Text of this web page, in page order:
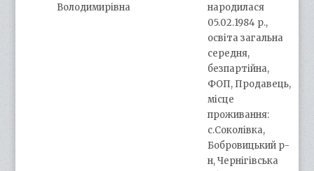
Володимирівна
народилася
05.02.1984 р.,
освіта загальна
середня,
безпартійна,
ФОП, Продавець,
місце
проживання:
с.Соколівка,
Бобровицький р-
н, Чернігівська